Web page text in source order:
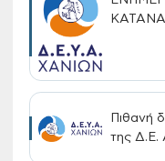
Πιθανή
της Δ.Ε.